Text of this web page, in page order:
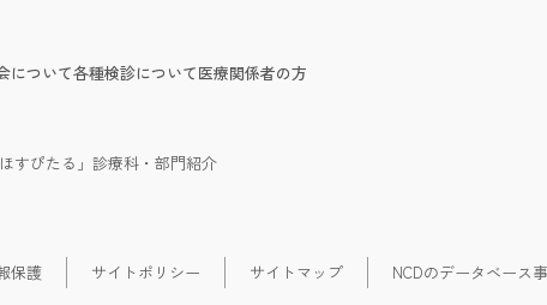
について各種検診について医療関係者の方
すぴたる」 診療科・部門紹介
保護 サイトポリシー サイトマップ NCDのデータベース